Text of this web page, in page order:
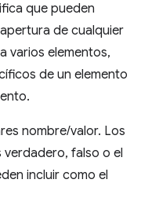
que pueden
de cualquier
varios elementos,
de un elemento
nombre/valor. Los
falso o el
incluir como el